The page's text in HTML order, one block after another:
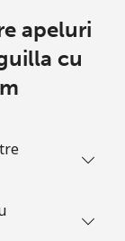
⁦£10⁩
⁦£10⁩
apeluri
cu